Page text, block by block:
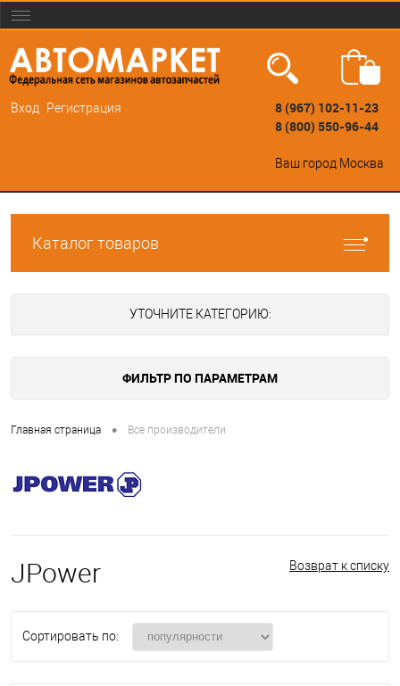
Вход Регистрация
8 (967) 102-11-23
8 (800) 550-96-44
Ваш город Москва
Каталог товаров
УТОЧНИТЕ КАТЕГОРИЮ:
ФИЛЬТР ПО ПАРАМЕТРАМ
Главная страница • Все производители
Возврат к списку
JPower
Сортировать по: